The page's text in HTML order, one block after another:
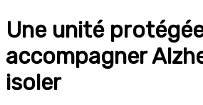
Une unité
accompagner
isoler